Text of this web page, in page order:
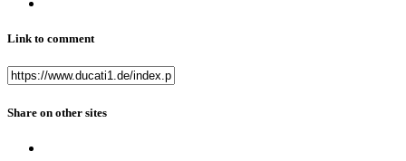
Link to comment
Share on other sites